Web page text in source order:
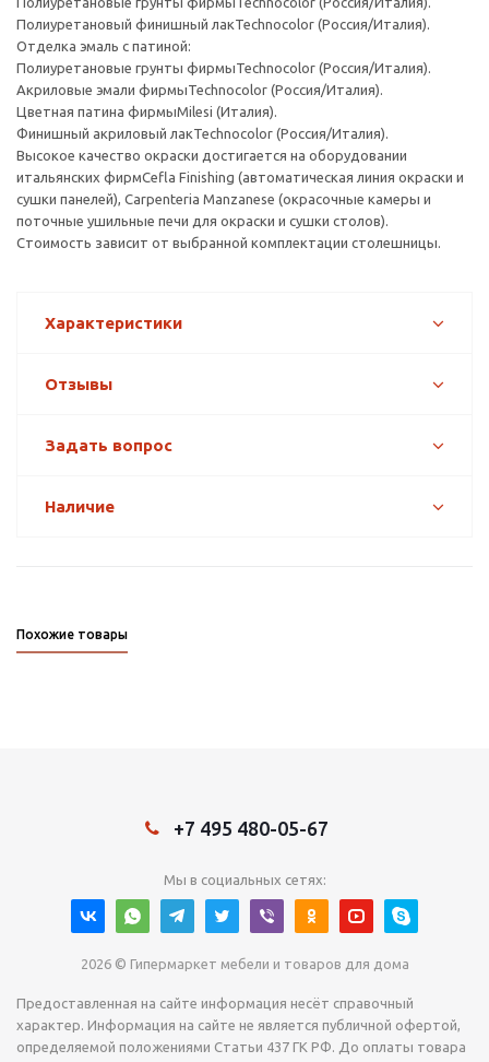
Полиуретановый финишный лакTechnocolor (Россия/Италия).
Отделка эмаль с патиной:
Полиуретановые грунты фирмыTechnocolor (Россия/Италия).
Акриловые эмали фирмыTechnocolor (Россия/Италия).
Цветная патина фирмыMilesi (Италия).
Финишный акриловый лакTechnocolor (Россия/Италия).
Высокое качество окраски достигается на оборудовании
итальянских фирмCefla Finishing (автоматическая линия окраски и
сушки панелей), Carpenteria Manzanese (окрасочные камеры и
поточные ушильные печи для окраски и сушки столов).
Стоимость зависит от выбранной комплектации столешницы.
Характеристики
Отзывы
Задать вопрос
Наличие
Похожие товары
+7 495 480-05-67
Мы в социальных сетях:
2026 © Гипермаркет мебели и товаров для дома
Предоставленная на сайте информация несёт справочный
характер. Информация на сайте не является публичной офертой,
определяемой положениями Статьи 437 ГК РФ. До оплаты товара